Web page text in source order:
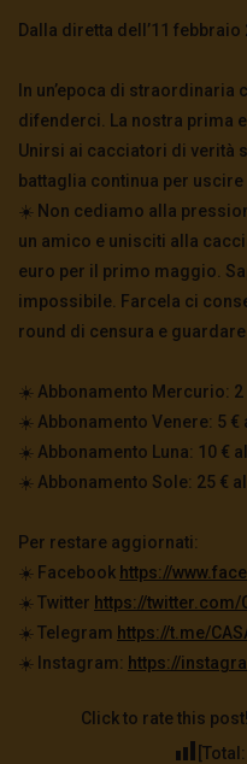
Dalla diretta dell’11 febbraio
In un’epoca di
difenderci. La nostra prima
Unirsi ai cacciatori di verità
battaglia continua per
☀️ Non cediamo alla
un amico e unisciti alla
euro per il primo maggio.
impossibile. Farcela ci
round di censura e
☀️ Abbonamento Mercurio: 2
☀️ Abbonamento Venere: 5 €
☀️ Abbonamento Luna: 10 €
☀️ Abbonamento Sole: 25 €
Per restare aggiornati:
☀️ Facebook https://
☀️ Twitter https://twitter.com/
☀️ Telegram https://t.me/
☀️ Instagram: https://
Click to rate this post!
[Total: